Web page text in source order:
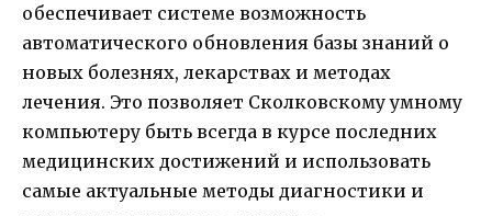
обеспечивает системе возможность
автоматического обновления базы знаний о
новых болезнях, лекарствах и методах
лечения. Это позволяет Сколковскому умному
компьютеру быть всегда в курсе последних
медицинских достижений и использовать
самые актуальные методы диагностики и